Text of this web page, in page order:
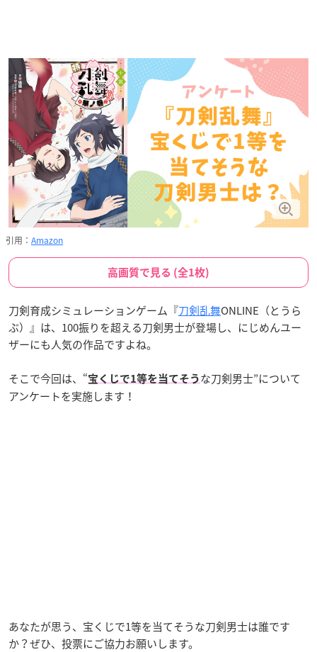
引用： Amazon
高画質で見る (全1枚)
刀剣育成シミュレーションゲーム『刀剣乱舞ONLINE（とうら
ぶ）』は、100振りを超える刀剣男士が登場し、にじめんユー
ザーにも人気の作品ですよね。
そこで今回は、“宝くじで1等を当てそう な刀剣男士”について
アンケートを実施します！
あなたが思う、宝くじで1等を当てそうな刀剣男士は誰です
か？ぜひ、投票にご協力お願いします。